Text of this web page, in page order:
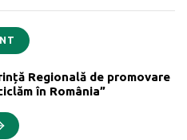
Regională de promovare
în România”